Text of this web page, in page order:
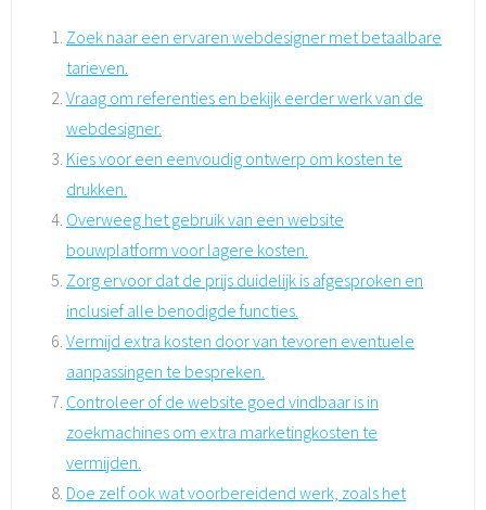
Zoek naar een ervaren webdesigner met betaalbare
tarieven.
Vraag om referenties en bekijk eerder werk van de
webdesigner.
Kies voor een eenvoudig ontwerp om kosten te
drukken.
Overweeg het gebruik van een website
bouwplatform voor lagere kosten.
Zorg ervoor dat de prijs duidelijk is afgesproken en
inclusief alle benodigde functies.
Vermijd extra kosten door van tevoren eventuele
aanpassingen te bespreken.
Controleer of de website goed vindbaar is in
zoekmachines om extra marketingkosten te
vermijden.
Doe zelf ook wat voorbereidend werk, zoals het